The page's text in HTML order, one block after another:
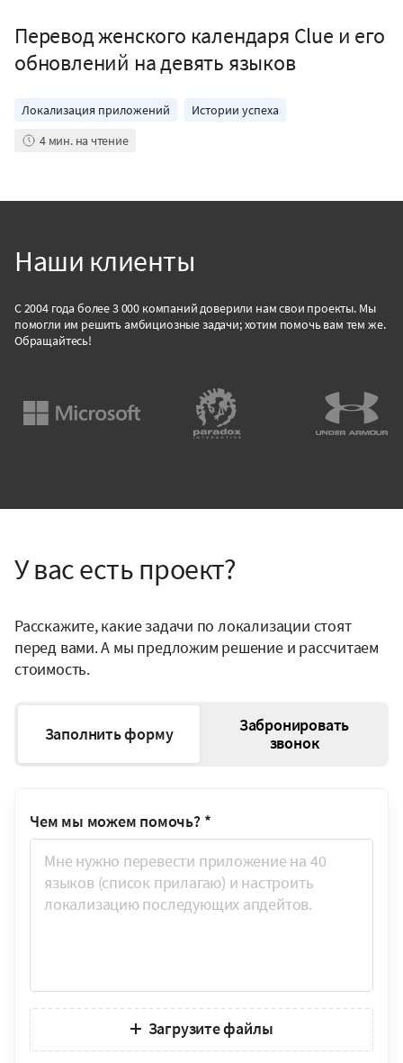
Перевод женского календаря Clue и его
обновлений на девять языков
Локализация приложений
Истории успеха
4 мин. на чтение
Наши клиенты
С 2004 года более 3 000 компаний доверили нам свои проекты. Мы
помогли им решить амбициозные задачи; хотим помочь вам тем же.
Обращайтесь!
У вас есть проект?
Расскажите, какие задачи по локализации стоят
перед вами. А мы предложим решение и рассчитаем
стоимость.
Заполнить форму
Забронировать
звонок
Чем мы можем помочь? *
Загрузите файлы